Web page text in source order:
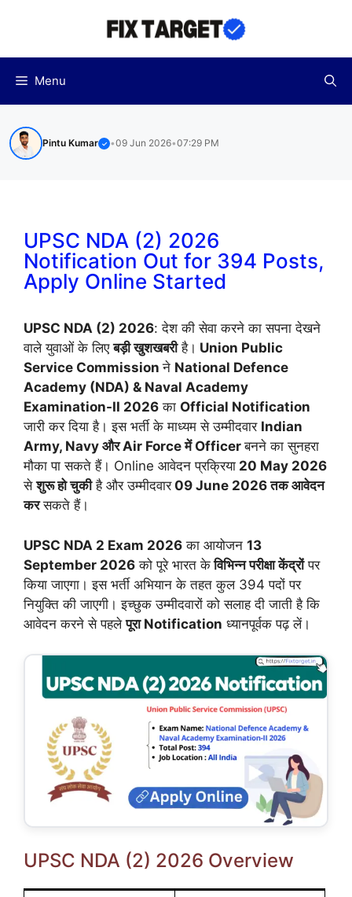
Menu
Pintu Kumar ✓ •09 Jun 2026•07:29 PM
UPSC NDA (2) 2026
Notification Out for 394 Posts,
Apply Online Started
UPSC NDA (2) 2026: देश की सेवा करने का सपना देखने
वाले युवाओं के लिएबड़ी खुशखबरीहै। Union Public
Service Commission ने National Defence
Academy (NDA) & Naval Academy
Examination-II 2026 का Official Notification
जारी कर दिया है। इस भर्ती के माध्यम से उम्मीदवार Indian
Army, Navy और Air Force में Officerबनने का सुनहरा
मौका पा सकते हैं। Online आवेदन प्रक्रिया 20 May 2026
सेशुरू हो चुकीहै और उम्मीदवार09 June 2026 तक आवेदन
करसकते हैं।
UPSC NDA 2 Exam 2026 का आयोजन 13
September 2026 को पूरे भारत केविभिन्न परीक्षा केंद्रोंपर
किया जाएगा। इस भर्ती अभियान के तहत कुल 394 पदों पर
नियुक्ति की जाएगी। इच्छुक उम्मीदवारों को सलाह दी जाती है कि
आवेदन करने से पहलेपूरा Notification ध्यानपूर्वक पढ़ लें।
UPSC NDA (2) 2026 Overview